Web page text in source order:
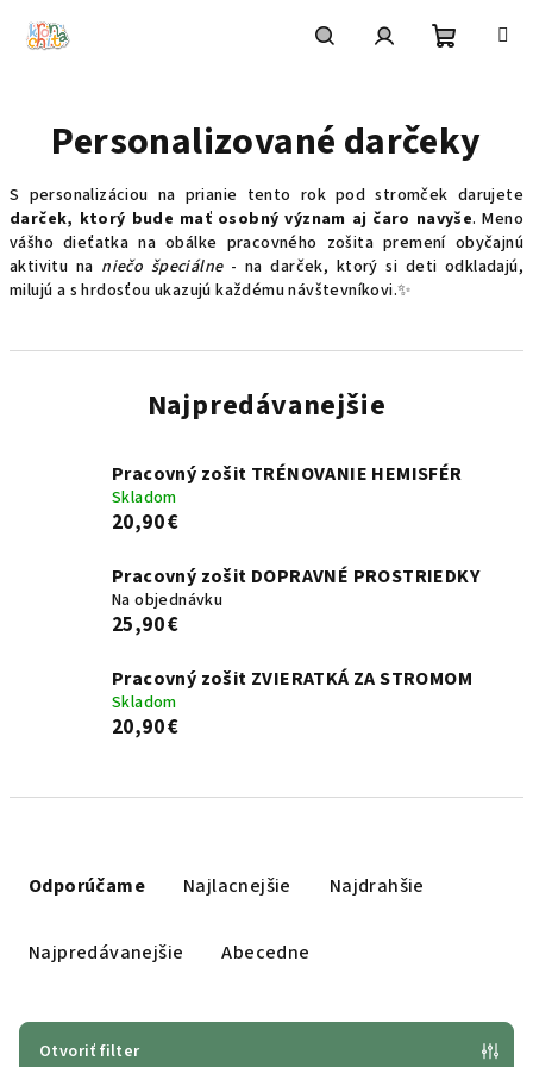
košík
Personalizované darčeky
S personalizáciou na prianie tento rok pod stromček darujete
darček, ktorý bude mať osobný význam aj čaro navyše. Meno
vášho dieťatka na obálke pracovného zošita premení obyčajnú
aktivitu na niečo špeciálne- na darček, ktorý si deti odkladajú,
milujú a s hrdosťou ukazujú každému návštevníkovi.✨
Najpredávanejšie
Pracovný zošit TRÉNOVANIE HEMISFÉR
Skladom
20,90 €
Pracovný zošit DOPRAVNÉ PROSTRIEDKY
Na objednávku
25,90 €
Pracovný zošit ZVIERATKÁ ZA STROMOM
Skladom
20,90 €
Odporúčame Najlacnejšie Najdrahšie
Najpredávanejšie Abecedne
Otvoriť filter